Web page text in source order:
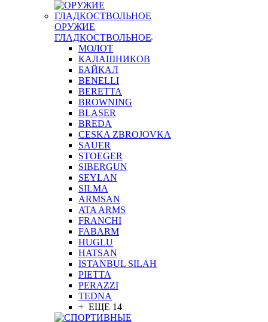
ОРУЖИЕ
ГЛАДКОСТВОЛЬНОЕ
МОЛОТ
КАЛАШНИКОВ
БАЙКАЛ
BENELLI
BERETTA
BROWNING
BLASER
BREDA
CESKA ZBROJOVKA
SAUER
STOEGER
SIBERGUN
SEYLAN
SILMA
ARMSAN
ATA ARMS
FRANCHI
FABARM
HUGLU
HATSAN
ISTANBUL SILAH
PIETTA
PERAZZI
TEDNA
+ ЕЩЕ 14